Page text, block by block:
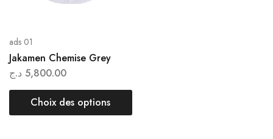
ads 01
Jakamen Chemise Grey
5,800.00 د.ج
Choix des options